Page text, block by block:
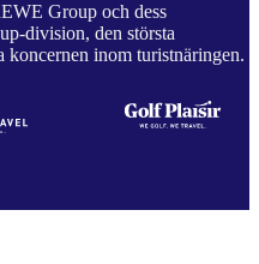
Group och dess
division, den största
koncernen inom turistnäringen.